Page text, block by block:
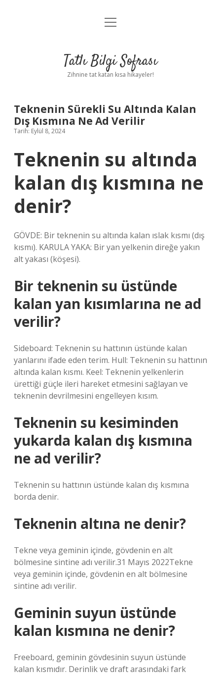
Anasayfa
Yasal Uyarı
menüyü
Tatlı Bilgi Sofrası
Zihnine tat katan kısa hikayeler!
Teknenin Sürekli Su Altında Kalan
Dış Kısmına Ne Ad Verilir
Tarih: Eylül 8, 2024
Teknenin su altında
kalan dış kısmına ne
denir?
GÖVDE: Bir teknenin su altında kalan ıslak kısmı (dış
kısmı). KARULA YAKA: Bir yan yelkenin direğe yakın
alt yakası (köşesi).
Bir teknenin su üstünde
kalan yan kısımlarına ne ad
verilir?
Sideboard: Teknenin su hattının üstünde kalan
yanlarını ifade eden terim. Hull: Teknenin su hattının
altında kalan kısmı. Keel: Teknenin yelkenlerin
ürettiği güçle ileri hareket etmesini sağlayan ve
teknenin devrilmesini engelleyen kısım.
Teknenin su kesiminden
yukarda kalan dış kısmına
ne ad verilir?
Teknenin su hattının üstünde kalan dış kısmına
borda denir.
Teknenin altına ne denir?
Tekne veya geminin içinde, gövdenin en alt
bölmesine sintine adı verilir.31 Mayıs 2022Tekne
veya geminin içinde, gövdenin en alt bölmesine
sintine adı verilir.
Geminin suyun üstünde
kalan kısmına ne denir?
Freeboard, geminin gövdesinin suyun üstünde
kalan kısmıdır. Derinlik ve draft arasındaki fark